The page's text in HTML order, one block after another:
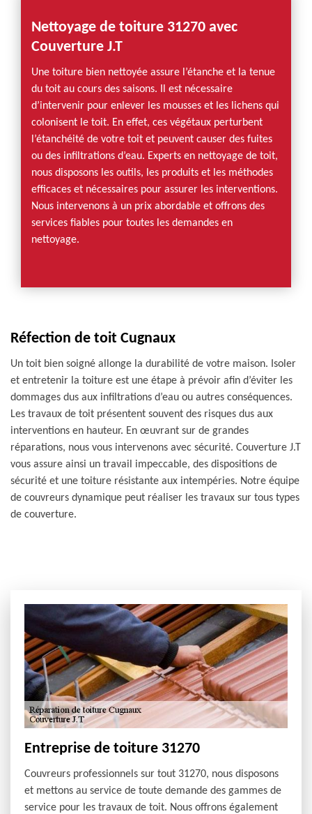
Nettoyage de toiture 31270 avec
Couverture J.T
Une toiture bien nettoyée assure l’étanche et la tenue
du toit au cours des saisons. Il est nécessaire
d’intervenir pour enlever les mousses et les lichens qui
colonisent le toit. En effet, ces végétaux perturbent
l’étanchéité de votre toit et peuvent causer des fuites
ou des infiltrations d’eau. Experts en nettoyage de toit,
nous disposons les outils, les produits et les méthodes
efficaces et nécessaires pour assurer les interventions.
Nous intervenons à un prix abordable et offrons des
services fiables pour toutes les demandes en
nettoyage.
Réfection de toit Cugnaux
Un toit bien soigné allonge la durabilité de votre maison. Isoler
et entretenir la toiture est une étape à prévoir afin d’éviter les
dommages dus aux infiltrations d’eau ou autres conséquences.
Les travaux de toit présentent souvent des risques dus aux
interventions en hauteur. En œuvrant sur de grandes
réparations, nous vous intervenons avec sécurité. Couverture J.T
vous assure ainsi un travail impeccable, des dispositions de
sécurité et une toiture résistante aux intempéries. Notre équipe
de couvreurs dynamique peut réaliser les travaux sur tous types
de couverture.
Entreprise de toiture 31270
Couvreurs professionnels sur tout 31270, nous disposons
et mettons au service de toute demande des gammes de
service pour les travaux de toit. Nous offrons également